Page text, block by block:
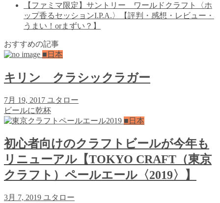
【ファミマ限定】サントリー ワールドクラフト〈ホ
ップ香るセッションI.P.A.〉【評判・感想・レビュー・
うまい！orまずい？】
おすすめの記事
■日本
キリン クラシックラガー
7月 19, 2017 ユタロー
ビールに乾杯
■日本
初心者向けのクラフトビールが今年も
リニューアル【TOKYO CRAFT（東京
クラフト）ペールエール〈2019〉】
3月 7, 2019 ユタロー